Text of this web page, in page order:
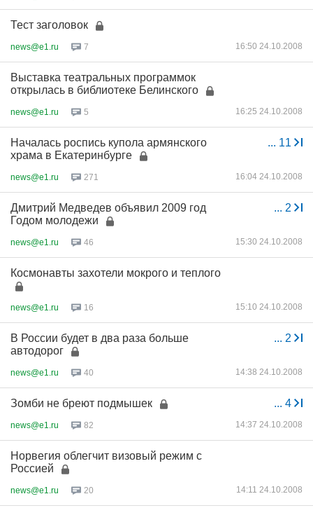
Тест заголовок
news@e1.ru 7 16:50 24.10.2008
Выставка театральных программок
открылась в библиотеке Белинского
news@e1.ru 5 16:25 24.10.2008
... 11
Началась роспись купола армянского
храма в Екатеринбурге
news@e1.ru 271 16:04 24.10.2008
... 2
Дмитрий Медведев объявил 2009 год
Годом молодежи
news@e1.ru 46 15:30 24.10.2008
Космонавты захотели мокрого и теплого
news@e1.ru 16 15:10 24.10.2008
... 2
В России будет в два раза больше
автодорог
news@e1.ru 40 14:38 24.10.2008
... 4
Зомби не бреют подмышек
news@e1.ru 82 14:37 24.10.2008
Норвегия облегчит визовый режим с
Россией
news@e1.ru 20 14:11 24.10.2008